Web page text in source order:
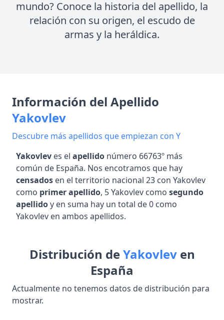
mundo? Conoce la historia del apellido, la
relación con su origen, el escudo de
armas y la heráldica.
Información del Apellido
Yakovlev
Descubre más apellidos que empiezan con Y
Yakovlev es el apellido número 66763º más
común de España. Nos encotramos que hay
censados en el territorio nacional 23 con Yakovlev
como primer apellido, 5 Yakovlev como segundo
apellidoy en suma hay un total de 0 como
Yakovlev en ambos apellidos.
Distribución deYakovleven
España
Actualmente no tenemos datos de distribución para
mostrar.